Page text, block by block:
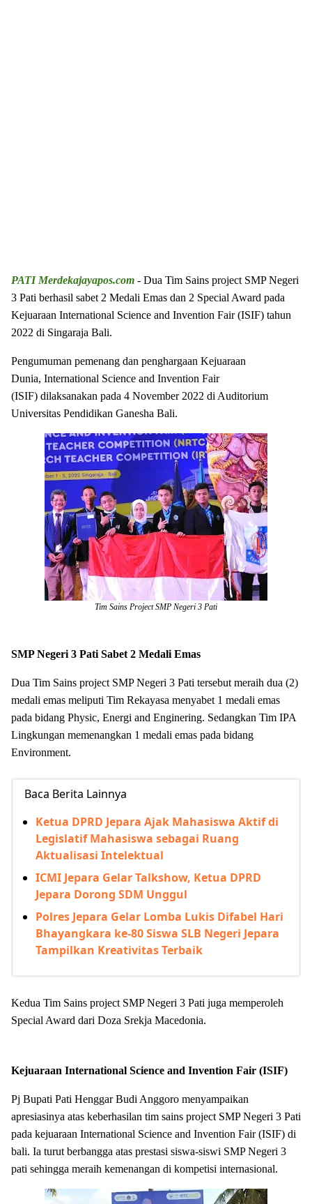
PATI Merdekajayapos.com - Dua Tim Sains project SMP Negeri
3 Pati berhasil sabet 2 Medali Emas dan 2 Special Award pada
Kejuaraan International Science and Invention Fair (ISIF) tahun
2022 di Singaraja Bali.
Pengumuman pemenang dan penghargaan Kejuaraan
Dunia, International Science and Invention Fair
(ISIF) dilaksanakan pada 4 November 2022 di Auditorium
Universitas Pendidikan Ganesha Bali.
Tim Sains Project SMP Negeri 3 Pati
SMP Negeri 3 Pati Sabet 2 Medali Emas
Dua Tim Sains project SMP Negeri 3 Pati tersebut meraih dua (2)
medali emas meliputi Tim Rekayasa menyabet 1 medali emas
pada bidang Physic, Energi and Enginering. Sedangkan Tim IPA
Lingkungan memenangkan 1 medali emas pada bidang
Environment.
Baca Berita Lainnya
Ketua DPRD Jepara Ajak Mahasiswa Aktif di
Legislatif Mahasiswa sebagai Ruang
Aktualisasi Intelektual
ICMI Jepara Gelar Talkshow, Ketua DPRD
Jepara Dorong SDM Unggul
Polres Jepara Gelar Lomba Lukis Difabel Hari
Bhayangkara ke-80 Siswa SLB Negeri Jepara
Tampilkan Kreativitas Terbaik
Kedua Tim Sains project SMP Negeri 3 Pati juga memperoleh
Special Award dari Doza Srekja Macedonia.
Kejuaraan International Science and Invention Fair (ISIF)
Pj Bupati Pati Henggar Budi Anggoro menyampaikan
apresiasinya atas keberhasilan tim sains project SMP Negeri 3 Pati
pada kejuaraan International Science and Invention Fair (ISIF) di
bali. Ia turut berbangga atas prestasi siswa-siswi SMP Negeri 3
pati sehingga meraih kemenangan di kompetisi internasional.